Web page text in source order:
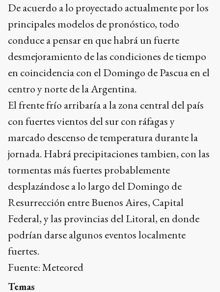
De acuerdo a lo proyectado actualmente por los
principales modelos de pronóstico, todo
conduce a pensar en que habrá un fuerte
desmejoramiento de las condiciones de tiempo
en coincidencia con el Domingo de Pascua en el
centro y norte de la Argentina.
El frente frío arribaría a la zona central del país
con fuertes vientos del sur con ráfagas y
marcado descenso de temperatura durante la
jornada. Habrá precipitaciones tambien, con las
tormentas más fuertes probablemente
desplazándose a lo largo del Domingo de
Resurrección entre Buenos Aires, Capital
Federal, y las provincias del Litoral, en donde
podrían darse algunos eventos localmente
fuertes.
Fuente: Meteored
Temas